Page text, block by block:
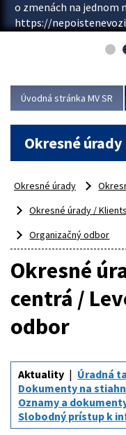
o zmenách na
https://
asociácie poisťovní
Viac
Úvodná stránka MV SR
Okresné úrady
Okresné úrady
Okresné úrady /
Organizačný odbor
Okresné
centrá /
odbor
Aktuality
Úradná
Dokumenty na
Oznamy a
Slobodný prístup k